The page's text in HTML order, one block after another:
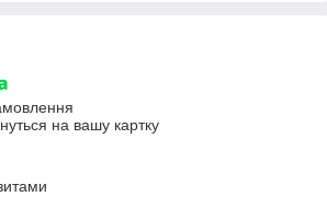
на вашу картку